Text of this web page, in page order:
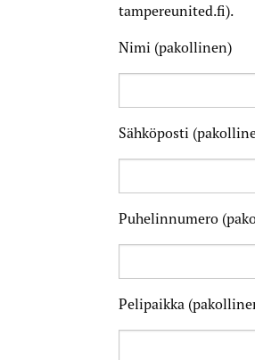
tampereunited.fi).
Nimi (pakollinen)
Sähköposti
Puhelinnumero
Pelipaikka